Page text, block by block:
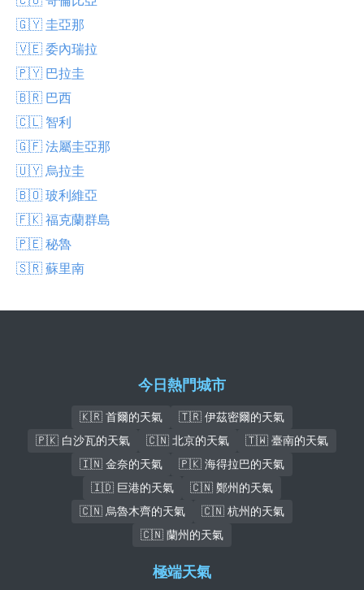
🇬🇾 圭亞那
🇻🇪 委內瑞拉
🇵🇾 巴拉圭
🇧🇷 巴西
🇨🇱 智利
🇬🇫 法屬圭亞那
🇺🇾 烏拉圭
🇧🇴 玻利維亞
🇫🇰 福克蘭群島
🇵🇪 秘魯
🇸🇷 蘇里南
今日熱門城市
🇰🇷 首爾的天氣
🇹🇷 伊茲密爾的天氣
🇵🇰 白沙瓦的天氣
🇨🇳 北京的天氣
🇹🇼 臺南的天氣
🇮🇳 金奈的天氣
🇵🇰 海得拉巴的天氣
🇮🇩 巨港的天氣
🇨🇳 鄭州的天氣
🇨🇳 烏魯木齊的天氣
🇨🇳 杭州的天氣
🇨🇳 蘭州的天氣
極端天氣